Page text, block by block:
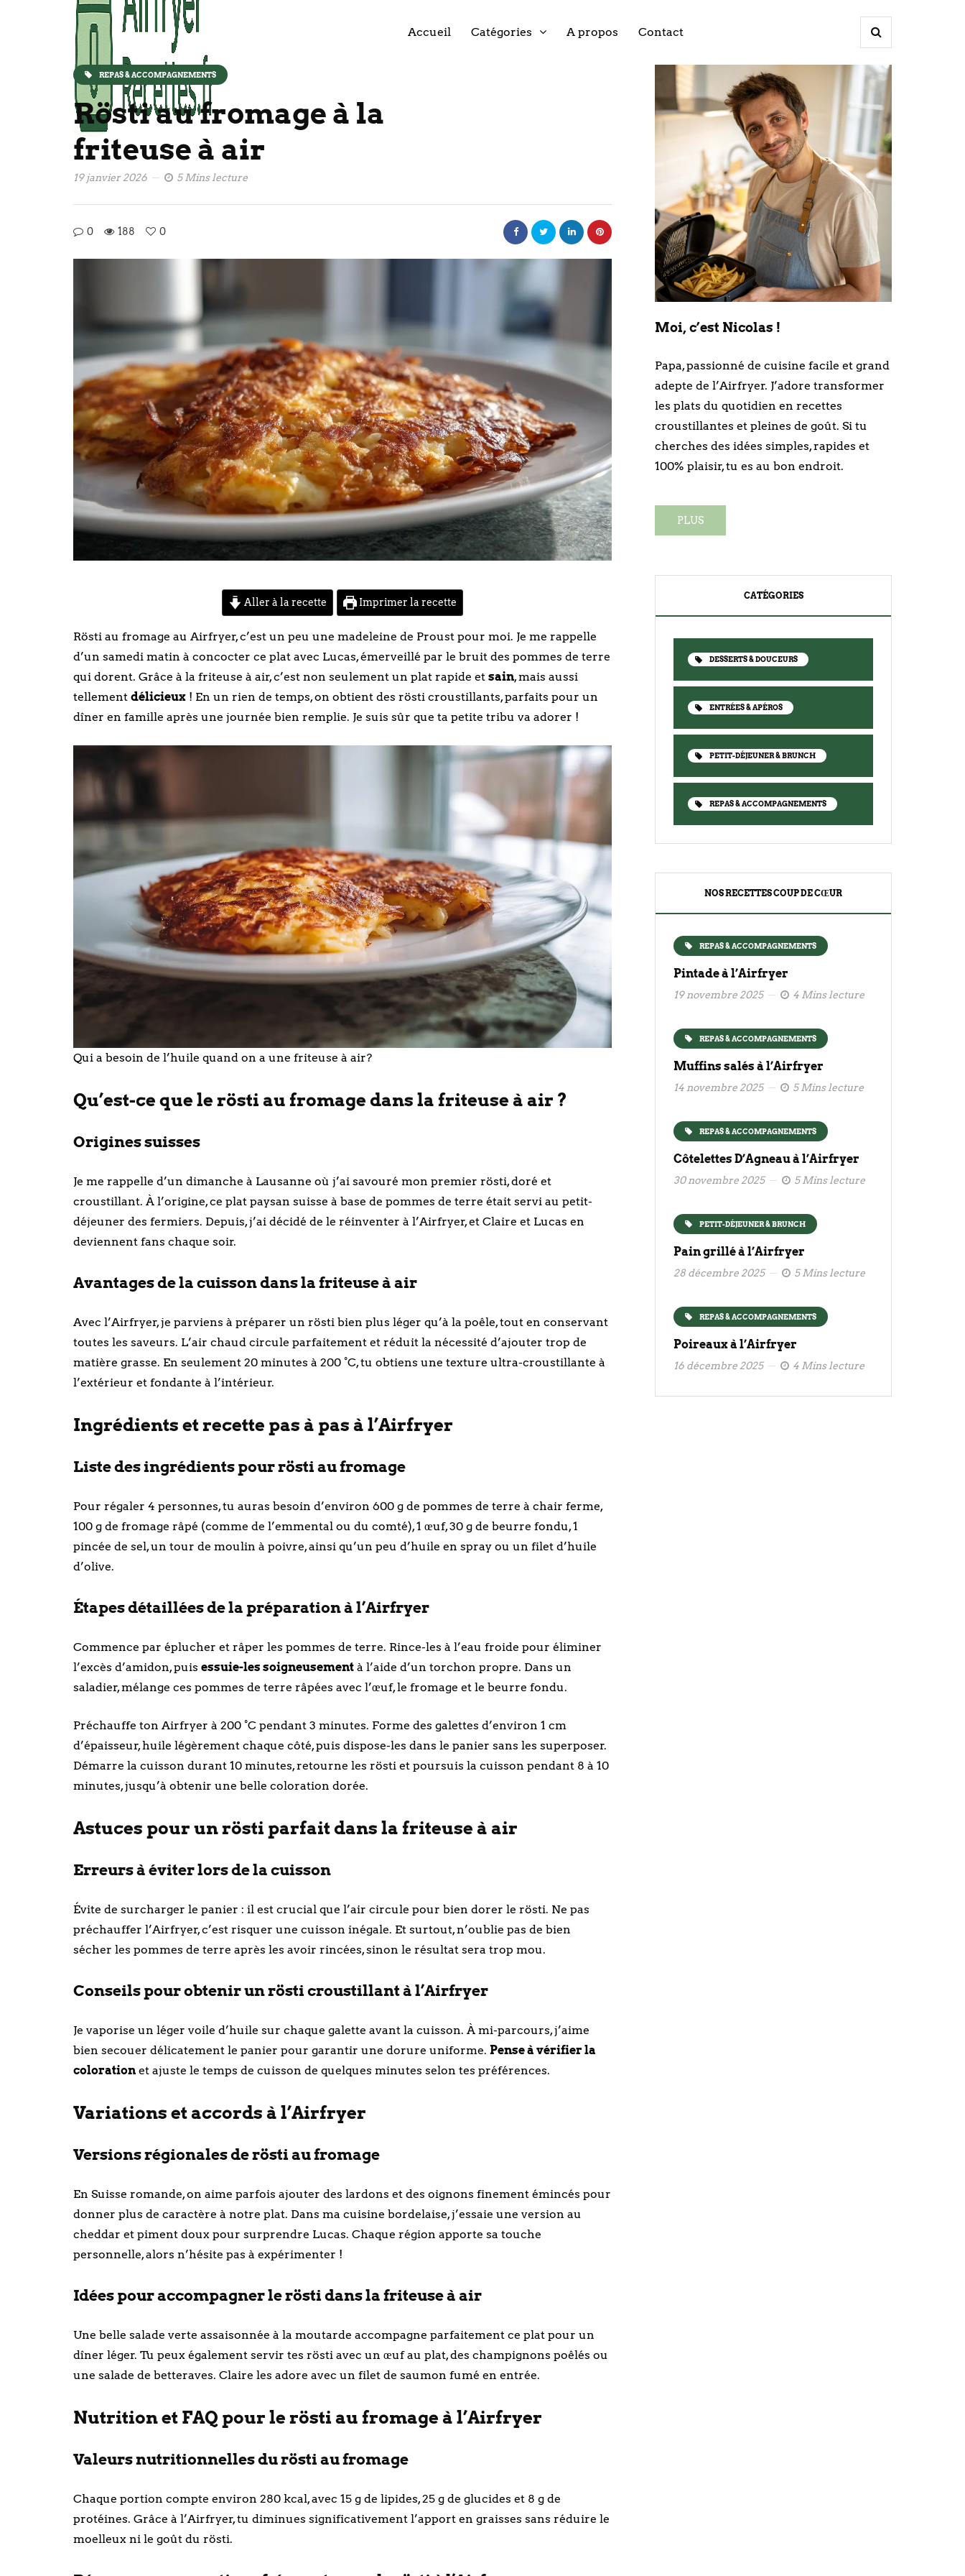
Accueil Catégories A propos Contact
REPAS & ACCOMPAGNEMENTS
Rösti au fromage à la
friteuse à air
19 janvier 2026 5 Mins lecture
0 188 0
Aller à la recette Imprimer la recette
Rösti au fromage au Airfryer, c’est un peu une madeleine de Proust pour moi. Je me rappelle
d’un samedi matin à concocter ce plat avec Lucas, émerveillé par le bruit des pommes de terre
qui dorent. Grâce à la friteuse à air, c’est non seulement un plat rapide et sain, mais aussi
tellement délicieux ! En un rien de temps, on obtient des rösti croustillants, parfaits pour un
dîner en famille après une journée bien remplie. Je suis sûr que ta petite tribu va adorer !
Qui a besoin de l’huile quand on a une friteuse à air?
Qu’est-ce que le rösti au fromage dans la friteuse à air ?
Origines suisses
Je me rappelle d’un dimanche à Lausanne où j’ai savouré mon premier rösti, doré et
croustillant. À l’origine, ce plat paysan suisse à base de pommes de terre était servi au petit-
déjeuner des fermiers. Depuis, j’ai décidé de le réinventer à l’Airfryer, et Claire et Lucas en
deviennent fans chaque soir.
Avantages de la cuisson dans la friteuse à air
Avec l’Airfryer, je parviens à préparer un rösti bien plus léger qu’à la poêle, tout en conservant
toutes les saveurs. L’air chaud circule parfaitement et réduit la nécessité d’ajouter trop de
matière grasse. En seulement 20 minutes à 200 °C, tu obtiens une texture ultra-croustillante à
l’extérieur et fondante à l’intérieur.
Ingrédients et recette pas à pas à l’Airfryer
Liste des ingrédients pour rösti au fromage
Pour régaler 4 personnes, tu auras besoin d’environ 600 g de pommes de terre à chair ferme,
100 g de fromage râpé (comme de l’emmental ou du comté), 1 œuf, 30 g de beurre fondu, 1
pincée de sel, un tour de moulin à poivre, ainsi qu’un peu d’huile en spray ou un filet d’huile
d’olive.
Étapes détaillées de la préparation à l’Airfryer
Commence par éplucher et râper les pommes de terre. Rince-les à l’eau froide pour éliminer
l’excès d’amidon, puis essuie-les soigneusement à l’aide d’un torchon propre. Dans un
saladier, mélange ces pommes de terre râpées avec l’œuf, le fromage et le beurre fondu.
Préchauffe ton Airfryer à 200 °C pendant 3 minutes. Forme des galettes d’environ 1 cm
d’épaisseur, huile légèrement chaque côté, puis dispose-les dans le panier sans les superposer.
Démarre la cuisson durant 10 minutes, retourne les rösti et poursuis la cuisson pendant 8 à 10
minutes, jusqu’à obtenir une belle coloration dorée.
Astuces pour un rösti parfait dans la friteuse à air
Erreurs à éviter lors de la cuisson
Évite de surcharger le panier : il est crucial que l’air circule pour bien dorer le rösti. Ne pas
préchauffer l’Airfryer, c’est risquer une cuisson inégale. Et surtout, n’oublie pas de bien
sécher les pommes de terre après les avoir rincées, sinon le résultat sera trop mou.
Conseils pour obtenir un rösti croustillant à l’Airfryer
Je vaporise un léger voile d’huile sur chaque galette avant la cuisson. À mi-parcours, j’aime
bien secouer délicatement le panier pour garantir une dorure uniforme. Pense à vérifier la
coloration et ajuste le temps de cuisson de quelques minutes selon tes préférences.
Variations et accords à l’Airfryer
Versions régionales de rösti au fromage
En Suisse romande, on aime parfois ajouter des lardons et des oignons finement émincés pour
donner plus de caractère à notre plat. Dans ma cuisine bordelaise, j’essaie une version au
cheddar et piment doux pour surprendre Lucas. Chaque région apporte sa touche
personnelle, alors n’hésite pas à expérimenter !
Idées pour accompagner le rösti dans la friteuse à air
Une belle salade verte assaisonnée à la moutarde accompagne parfaitement ce plat pour un
dîner léger. Tu peux également servir tes rösti avec un œuf au plat, des champignons poêlés ou
une salade de betteraves. Claire les adore avec un filet de saumon fumé en entrée.
Nutrition et FAQ pour le rösti au fromage à l’Airfryer
Valeurs nutritionnelles du rösti au fromage
Chaque portion compte environ 280 kcal, avec 15 g de lipides, 25 g de glucides et 8 g de
protéines. Grâce à l’Airfryer, tu diminues significativement l’apport en graisses sans réduire le
moelleux ni le goût du rösti.
Moi, c’est Nicolas !
Papa, passionné de cuisine facile et grand
adepte de l’Airfryer. J’adore transformer
les plats du quotidien en recettes
croustillantes et pleines de goût. Si tu
cherches des idées simples, rapides et
100% plaisir, tu es au bon endroit.
PLUS
CATÉGORIES
DESSERTS & DOUCEURS
ENTRÉES & APÉROS
PETIT-DÉJEUNER & BRUNCH
REPAS & ACCOMPAGNEMENTS
NOS RECETTES COUP DE CŒUR
REPAS & ACCOMPAGNEMENTS
Pintade à l’Airfryer
19 novembre 2025 4 Mins lecture
REPAS & ACCOMPAGNEMENTS
Muffins salés à l’Airfryer
14 novembre 2025 5 Mins lecture
REPAS & ACCOMPAGNEMENTS
Côtelettes D’Agneau à l’Airfryer
30 novembre 2025 5 Mins lecture
PETIT-DÉJEUNER & BRUNCH
Pain grillé à l’Airfryer
28 décembre 2025 5 Mins lecture
REPAS & ACCOMPAGNEMENTS
Poireaux à l’Airfryer
16 décembre 2025 4 Mins lecture